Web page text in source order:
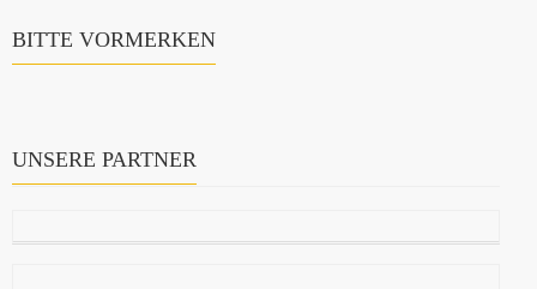
BITTE VORMERKEN
UNSERE PARTNER